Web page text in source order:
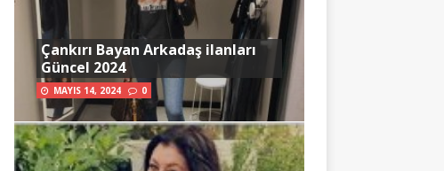
Çankırı Bayan Arkadaş ilanları
Güncel 2024
MAYIS 14, 2024 0